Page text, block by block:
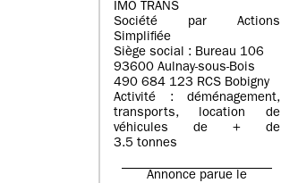
IMO TRANS
Société par Actions
Simplifiée
Siège social : Bureau 106
93600 Aulnay-sous-Bois
490 684 123 RCS Bobigny
Activité : déménagement,
transports, location de
véhicules de + de
3.5 tonnes
Annonce parue le